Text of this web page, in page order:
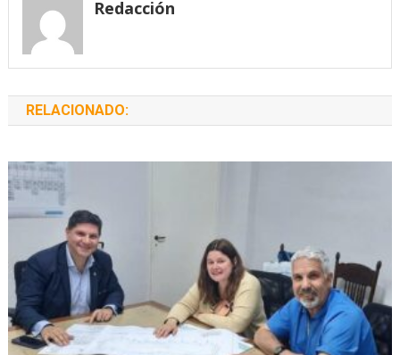
Redacción
RELACIONADO: